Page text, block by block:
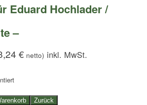
Eduard Hochlader /
–
€ netto)
Zurück